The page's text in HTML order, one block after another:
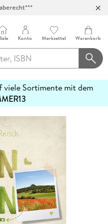
Konto Merkzettel Warenkorb
viele Sortimente mit dem